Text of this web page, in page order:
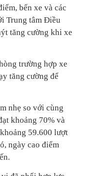
bến xe và các
Trung tâm Điều
tăng cường khi xe
trường hợp xe
tăng cường để
nhẹ so với cùng
khoảng 70% và
59.600 lượt
ngày cao điểm